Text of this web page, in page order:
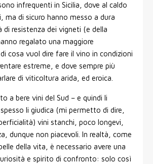
infrequenti in Sicilia, dove al caldo
ma di sicuro hanno messo a dura
di resistenza dei vigneti (e della
regalato una maggiore
cosa vuol dire fare il vino in condizioni
estreme, e dove sempre più
di viticoltura arida, ed eroica.
a bere vini del Sud – e quindi li
li giudica (mi permetto di dire,
vini stanchi, poco longevi,
dunque non piacevoli. In realtà, come
della vita, è necessario avere una
e spirito di confronto: solo così